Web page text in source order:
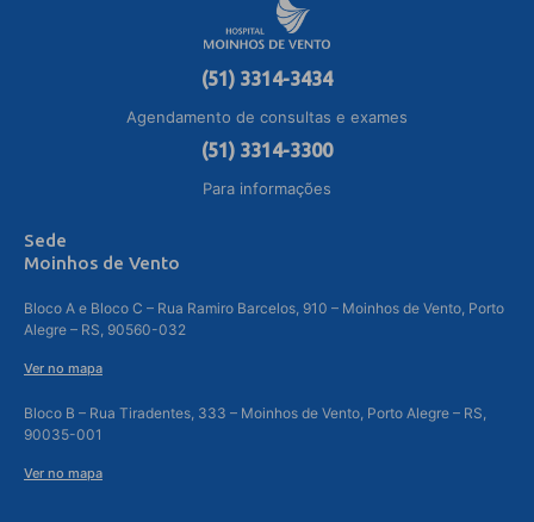
(51) 3314-3434
Agendamento de consultas e exames
(51) 3314-3300
Para informações
Sede
Moinhos de Vento
Bloco A e Bloco C – Rua Ramiro Barcelos, 910 – Moinhos de Vento, Porto
Alegre – RS, 90560-032
Ver no mapa
Bloco B – Rua Tiradentes, 333 – Moinhos de Vento, Porto Alegre – RS,
90035-001
Ver no mapa